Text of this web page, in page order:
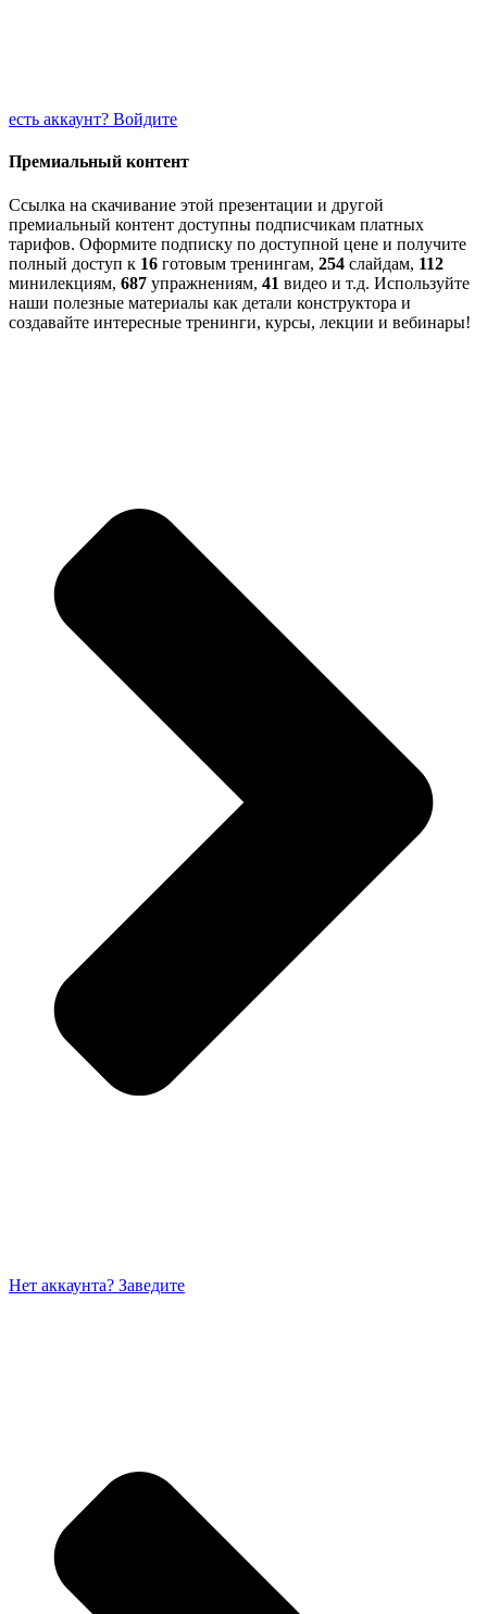
есть аккаунт? Войдите
Премиальный контент
Ссылка на скачивание этой презентации и другой
премиальный контент доступны подписчикам платных
тарифов. Оформите подписку по доступной цене и получите
полный доступ к 16 готовым тренингам, 254 слайдам, 112
минилекциям, 687 упражнениям, 41 видео и т.д. Используйте
наши полезные материалы как детали конструктора и
создавайте интересные тренинги, курсы, лекции и вебинары!
Нет аккаунта? Заведите